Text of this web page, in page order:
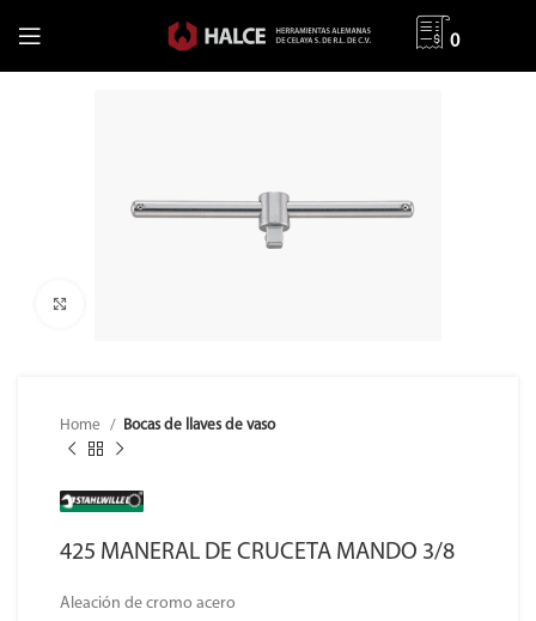
0
Home Bocas de llaves de vaso
425 MANERAL DE CRUCETA MANDO 3/8
Aleación de cromo acero